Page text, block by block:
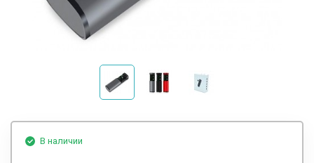
В наличии